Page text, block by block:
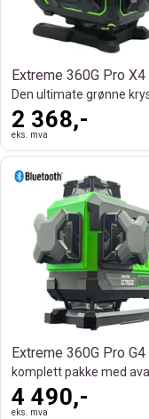
Extreme 360G Pro X4
2 368,-
eks. mva
Extreme 360G Pro G4
4 490,-
eks. mva